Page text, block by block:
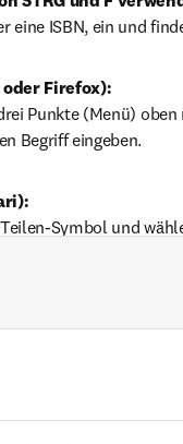
eine ISBN, ein und
Firefox):
Punkte (Menü)
Begriff eingeben.
Symbol und